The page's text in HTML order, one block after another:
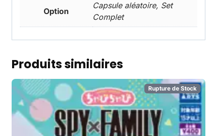
Option
Capsule aléatoire, Set
Complet
Produits similaires
Rupture de Stock